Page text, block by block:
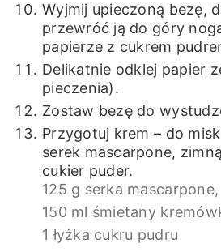
Wyjmij upieczoną bezę,
przewróć ją do góry
papierze z cukrem
Delikatnie odklej papier
pieczenia).
Zostaw bezę do
Przygotuj krem – do
serek mascarpone,
cukier puder.
125 g serka mascarpone,
150 ml śmietany
1 łyżka cukru pudru